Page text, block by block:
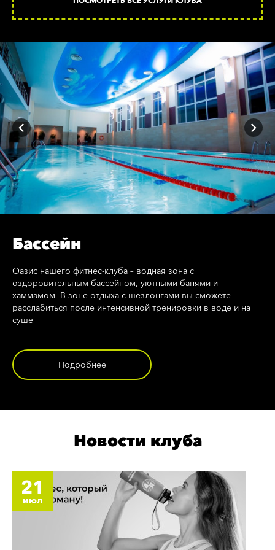
Бассейн
Оазис нашего фитнес-клуба – водная зона с
оздоровительным бассейном, уютными банями и
хаммамом. В зоне отдыха с шезлонгами вы сможете
расслабиться после интенсивной тренировки в воде и на
суше
Подробнее
Новости клуба
21
июл